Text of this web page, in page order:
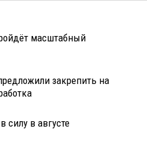
масштабный
закрепить на
силу в августе